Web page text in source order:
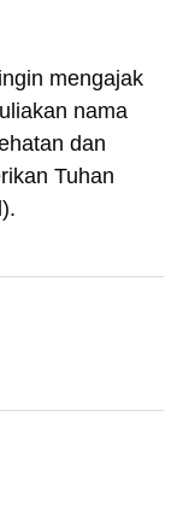
mengajak
nama
dan
Tuhan